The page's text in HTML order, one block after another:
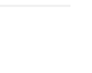
gehiago